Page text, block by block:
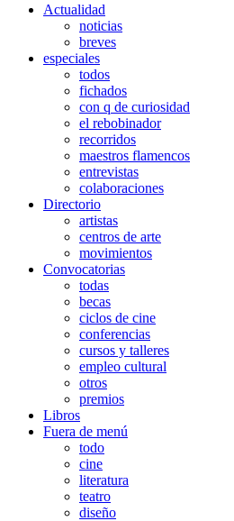
Actualidad
noticias
breves
especiales
todos
fichados
con q de curiosidad
el rebobinador
recorridos
maestros flamencos
entrevistas
colaboraciones
Directorio
artistas
centros de arte
movimientos
Convocatorias
todas
becas
ciclos de cine
conferencias
cursos y talleres
empleo cultural
otros
premios
Libros
Fuera de menú
todo
cine
literatura
teatro
diseño